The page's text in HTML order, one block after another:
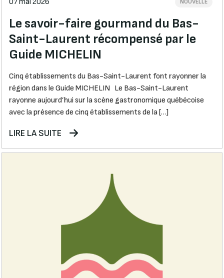
NOUVELLE
Le savoir-faire gourmand du Bas-
Saint-Laurent récompensé par le
Guide MICHELIN
Cinq établissements du Bas-Saint-Laurent font rayonner la
région dans le Guide MICHELIN Le Bas-Saint-Laurent
rayonne aujourd’hui sur la scène gastronomique québécoise
avec la présence de cinq établissements de la […]
LIRE LA SUITE